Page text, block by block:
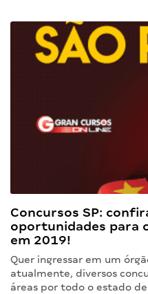
Concursos SP:
oportunidades para
em 2019!
Quer ingressar em um
atualmente, diversos
áreas por todo o estado de